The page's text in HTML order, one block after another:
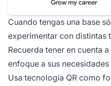
Cuando tengas una base
experimentar con distintas
Recuerda tener en cuenta
enfoque a sus
Usa tecnología QR como